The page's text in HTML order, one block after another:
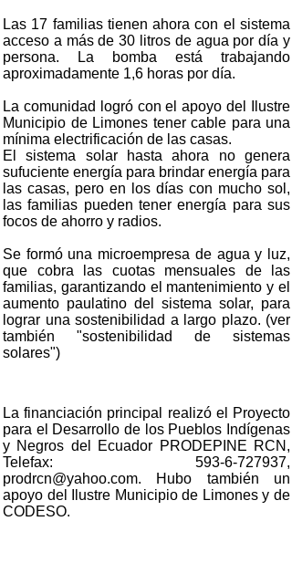
Las 17 familias tienen ahora con el sistema
acceso a más de 30 litros de agua por día y
persona. La bomba está trabajando
aproximadamente 1,6 horas por día.
La comunidad logró con el apoyo del Ilustre
Municipio de Limones tener cable para una
mínima electrificación de las casas.
El sistema solar hasta ahora no genera
sufuciente energía para brindar energía para
las casas, pero en los días con mucho sol,
las familias pueden tener energía para sus
focos de ahorro y radios.
Se formó una microempresa de agua y luz,
que cobra las cuotas mensuales de las
familias, garantizando el mantenimiento y el
aumento paulatino del sistema solar, para
lograr una sostenibilidad a largo plazo. (ver
también "sostenibilidad de sistemas
solares")
La financiación principal realizó el Proyecto
para el Desarrollo de los Pueblos Indígenas
y Negros del Ecuador PRODEPINE RCN,
Telefax: 593-6-727937,
prodrcn@yahoo.com. Hubo también un
apoyo del Ilustre Municipio de Limones y de
CODESO.